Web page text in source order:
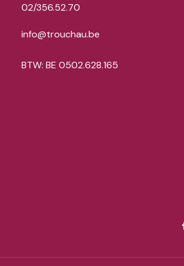
02/356.52.70
info@trouchau.be
BTW: BE 0502.628.165